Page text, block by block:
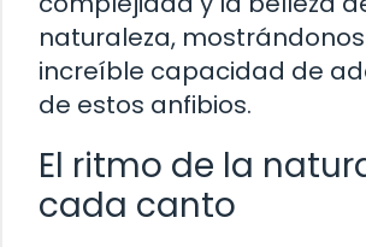
naturaleza,
increíble capacidad de
de estos anfibios.
El ritmo de la
cada canto